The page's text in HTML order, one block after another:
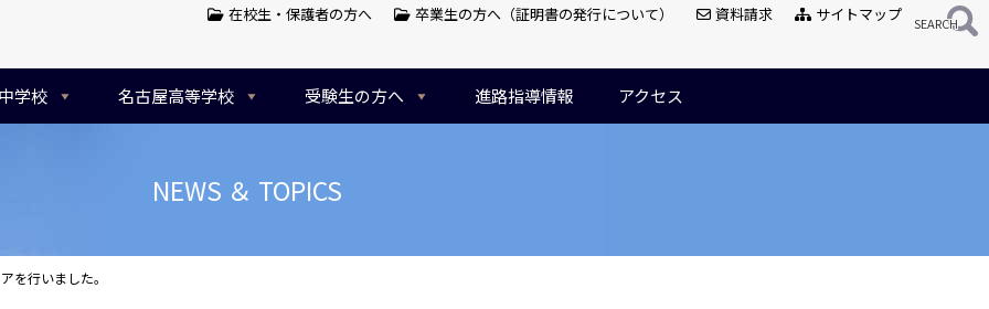
学校 名古屋高等学校 受験生の方へ 進路指導情報 アクセス
在校生・保護者の方へ 卒業生の方へ（証明書の発行について） 資料請求 サイトマップ
NEWS ＆ TOPICS
を行いました。